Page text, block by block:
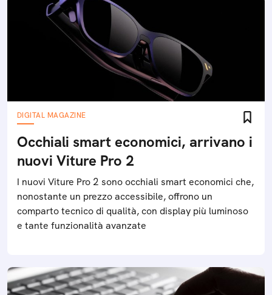
DIGITAL MAGAZINE
Occhiali smart economici, arrivano i
nuovi Viture Pro 2
I nuovi Viture Pro 2 sono occhiali smart economici che,
nonostante un prezzo accessibile, offrono un
comparto tecnico di qualità, con display più luminoso
e tante funzionalità avanzate